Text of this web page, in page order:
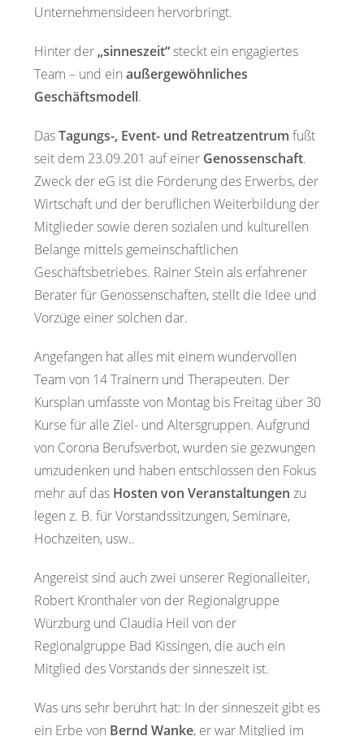
Unternehmensideen hervorbringt.
Hinter der„sinneszeit“steckt ein engagiertes
Team – und einaußergewöhnliches
Geschäftsmodell.
DasTagungs-, Event- und Retreatzentrumfußt
seit dem 23.09.201 auf einer Genossenschaft.
Zweck der eG ist die Förderung des Erwerbs, der
Wirtschaft und der beruflichen Weiterbildung der
Mitglieder sowie deren sozialen und kulturellen
Belange mittels gemeinschaftlichen
Geschäftsbetriebes. Rainer Stein als erfahrener
Berater für Genossenschaften, stellt die Idee und
Vorzüge einer solchen dar.
Angefangen hat alles mit einem wundervollen
Team von 14 Trainern und Therapeuten. Der
Kursplan umfasste von Montag bis Freitag über 30
Kurse für alle Ziel- und Altersgruppen. Aufgrund
von Corona Berufsverbot, wurden sie gezwungen
umzudenken und haben entschlossen den Fokus
mehr auf das Hosten von Veranstaltungen zu
legen z. B. für Vorstandssitzungen, Seminare,
Hochzeiten, usw..
Angereist sind auch zwei unserer Regionalleiter,
Robert Kronthaler von der Regionalgruppe
Würzburg und Claudia Heil von der
Regionalgruppe Bad Kissingen, die auch ein
Mitglied des Vorstands der sinneszeit ist.
Was uns sehr berührt hat: In der sinneszeit gibt es
ein Erbe von Bernd Wanke, er war Mitglied im